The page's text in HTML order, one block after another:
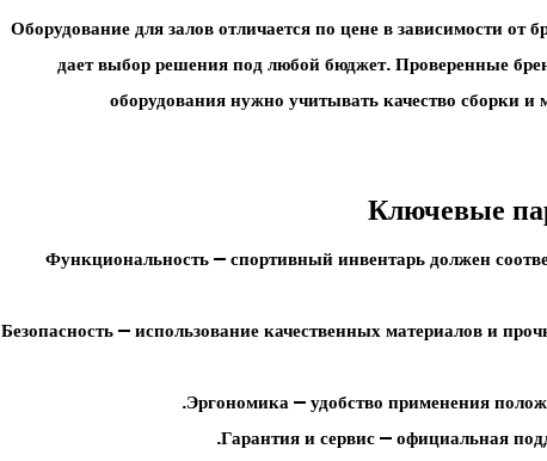
Оборудование для залов отличается по цене в зависимости от
дает выбор решения под любой бюджет. Проверенные
оборудования нужно учитывать качество сборки
Ключевые
Функциональность — спортивный инвентарь должен
Безопасность — использование качественных материалов и
Эргономика — удобство применения
Гарантия и сервис — официальная